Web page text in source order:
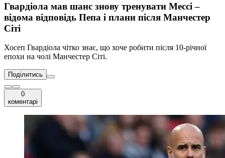
Гвардіола мав шанс знову тренувати Мессі –
відома відповідь Пепа і плани після Манчестер
Сіті
Хосеп Гвардіола чітко знає, що хоче робити після 10-річної
епохи на чолі Манчестер Сіті.
Поділитись
0
коментарі